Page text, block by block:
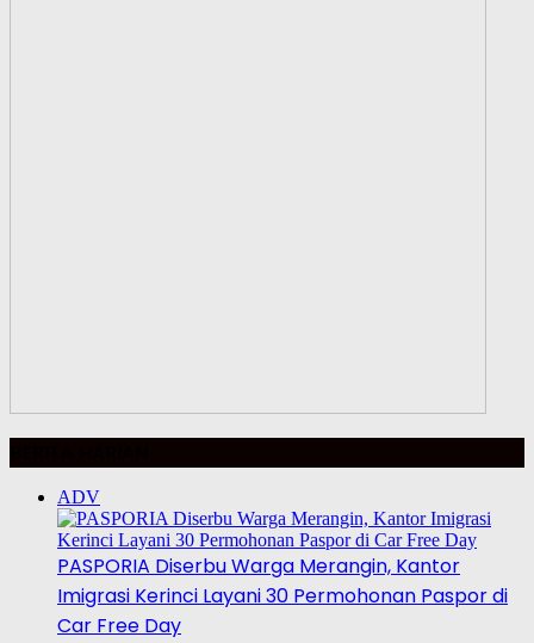
ADV
PASPORIA Diserbu Warga Merangin, Kantor
Imigrasi Kerinci Layani 30 Permohonan Paspor di
Car Free Day